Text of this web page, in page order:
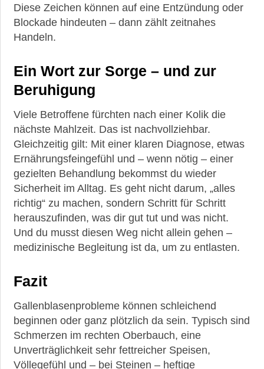
Diese Zeichen können auf eine Entzündung oder
Blockade hindeuten – dann zählt zeitnahes
Handeln.
Ein Wort zur Sorge – und zur
Beruhigung
Viele Betroffene fürchten nach einer Kolik die
nächste Mahlzeit. Das ist nachvollziehbar.
Gleichzeitig gilt: Mit einer klaren Diagnose, etwas
Ernährungsfeingefühl und – wenn nötig – einer
gezielten Behandlung bekommst du wieder
Sicherheit im Alltag. Es geht nicht darum, „alles
richtig“ zu machen, sondern Schritt für Schritt
herauszufinden, was dir gut tut und was nicht.
Und du musst diesen Weg nicht allein gehen –
medizinische Begleitung ist da, um zu entlasten.
Fazit
Gallenblasenprobleme können schleichend
beginnen oder ganz plötzlich da sein. Typisch sind
Schmerzen im rechten Oberbauch, eine
Unverträglichkeit sehr fettreicher Speisen,
Völlegefühl und – bei Steinen – heftige